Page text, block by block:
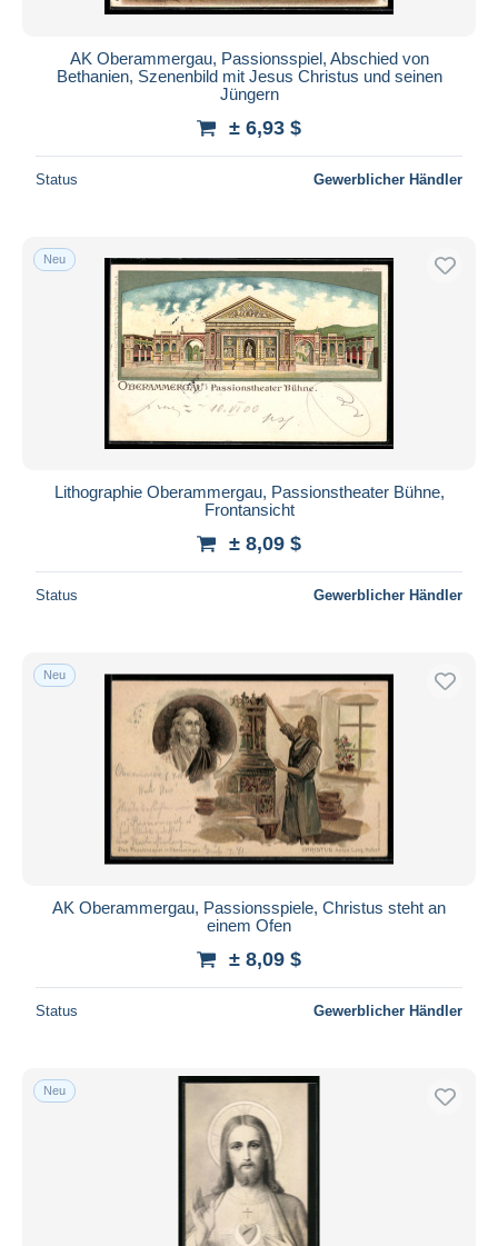
AK Oberammergau, Passionsspiel, Abschied von
Bethanien, Szenenbild mit Jesus Christus und seinen
Jüngern
± 6,93 $
Status Gewerblicher Händler
Neu
Lithographie Oberammergau, Passionstheater Bühne,
Frontansicht
± 8,09 $
Status Gewerblicher Händler
Neu
AK Oberammergau, Passionsspiele, Christus steht an
einem Ofen
± 8,09 $
Status Gewerblicher Händler
Neu